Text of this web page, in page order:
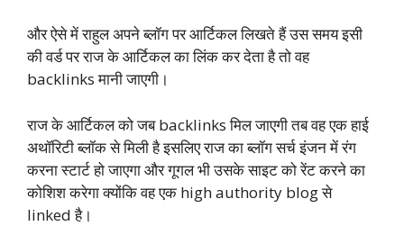
और ऐसे में राहुल अपने ब्लॉग पर आर्टिकल लिखते हैं उस समय इसी
की वर्ड पर राज के आर्टिकल का लिंक कर देता है तो वह
backlinks मानी जाएगी।
राज के आर्टिकल को जब backlinks मिल जाएगी तब वह एक हाई
अथॉरिटी ब्लॉक से मिली है इसलिए राज का ब्लॉग सर्च इंजन में रंग
करना स्टार्ट हो जाएगा और गूगल भी उसके साइट को रेंट करने का
कोशिश करेगा क्योंकि वह एक high authority blog से
linked है।